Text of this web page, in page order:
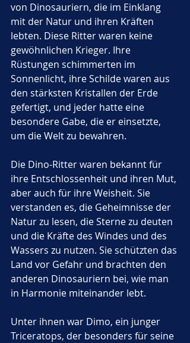
von Dinosauriern, die im Einklang
mit der Natur und ihren Kräften
lebten. Diese Ritter waren keine
gewöhnlichen Krieger. Ihre
Rüstungen schimmerten im
Sonnenlicht, ihre Schilde waren aus
den stärksten Kristallen der Erde
gefertigt, und jeder hatte eine
besondere Gabe, die er einsetzte,
um die Welt zu bewahren.
Die Dino-Ritter waren bekannt für
ihre Entschlossenheit und ihren Mut,
aber auch für ihre Weisheit. Sie
verstanden es, die Geheimnisse der
Natur zu lesen, die Sterne zu deuten
und die Kräfte des Windes und des
Wassers zu nutzen. Sie schützten das
Land vor Gefahr und brachten den
anderen Dinosauriern bei, wie man
in Harmonie miteinander lebt.
Unter ihnen war Dimo, ein junger
Triceratops, der besonders für seine